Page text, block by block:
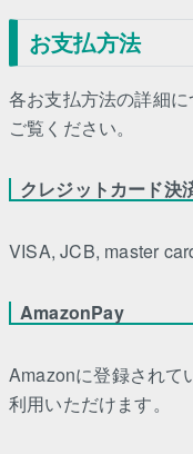
お支払方法
各お支払方法の詳細
ご覧ください。
クレジットカード決
VISA, JCB, master
AmazonPay
Amazonに登録されて
利用いただけます。